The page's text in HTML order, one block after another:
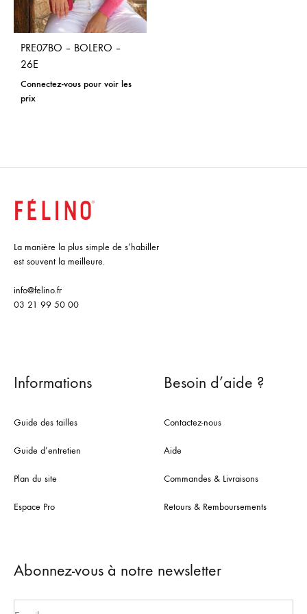
PRE07BO – BOLERO –
26E
Connectez-vous pour voir les
prix
La manière la plus simple de s’habiller
est souvent la meilleure.
info@felino.fr
03 21 99 50 00
Informations
Guide des tailles
Guide d’entretien
Plan du site
Espace Pro
Besoin d’aide ?
Contactez-nous
Aide
Commandes & Livraisons
Retours & Remboursements
Abonnez-vous à notre newsletter